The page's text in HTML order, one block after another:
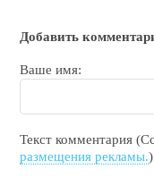
Добавить
Ваше имя:
Текст комментария
размещения рекламы.